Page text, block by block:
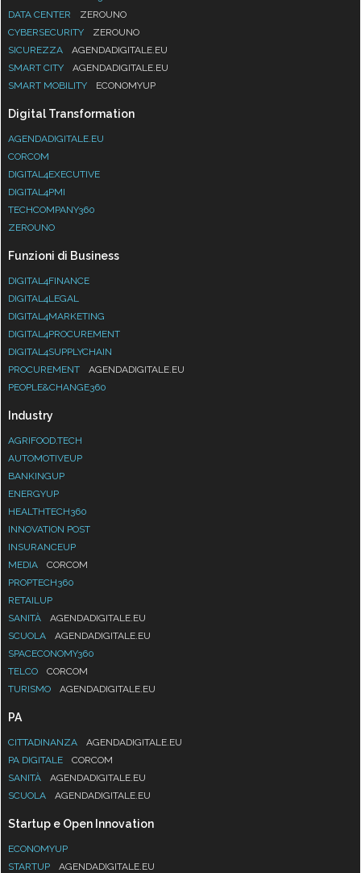
DATA CENTER
ZEROUNO
CYBERSECURITY
ZEROUNO
SICUREZZA
AGENDADIGITALE.EU
SMART CITY
AGENDADIGITALE.EU
SMART MOBILITY
ECONOMYUP
Digital Transformation
AGENDADIGITALE.EU
CORCOM
DIGITAL4EXECUTIVE
DIGITAL4PMI
TECHCOMPANY360
ZEROUNO
Funzioni di Business
DIGITAL4FINANCE
DIGITAL4LEGAL
DIGITAL4MARKETING
DIGITAL4PROCUREMENT
DIGITAL4SUPPLYCHAIN
PROCUREMENT
AGENDADIGITALE.EU
PEOPLE&CHANGE360
Industry
AGRIFOOD.TECH
AUTOMOTIVEUP
BANKINGUP
ENERGYUP
HEALTHTECH360
INNOVATION POST
INSURANCEUP
MEDIA
CORCOM
PROPTECH360
RETAILUP
SANITÀ
AGENDADIGITALE.EU
SCUOLA
AGENDADIGITALE.EU
SPACECONOMY360
TELCO
CORCOM
TURISMO
AGENDADIGITALE.EU
PA
CITTADINANZA
AGENDADIGITALE.EU
PA DIGITALE
CORCOM
SANITÀ
AGENDADIGITALE.EU
SCUOLA
AGENDADIGITALE.EU
Startup e Open Innovation
ECONOMYUP
STARTUP
AGENDADIGITALE.EU